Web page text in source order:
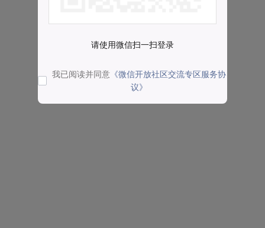
请使用微信扫一扫登录
我已阅读并同意 《微信开放社区交流专区服务协
议》